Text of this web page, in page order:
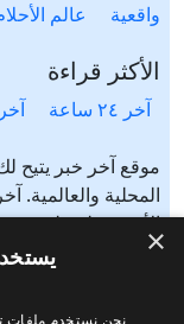
واقعية
عالم
الأكثر قراءة
آخر ٢٤ ساعة
موقع آخر خبر يتيح
المحلية والعالمية.
الأردن، فلسطين،
عرب ٤٨،
من شتى المواضيع
إقتصاد، ثقافة،
×
نحن نستخدم ملفات